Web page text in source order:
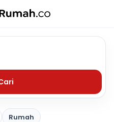
Rumah